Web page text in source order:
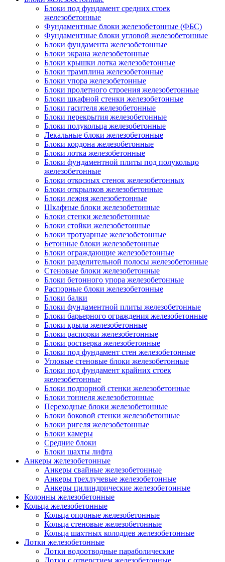
Блоки под фундамент средних стоек
железобетонные
Фундаментные блоки железобетонные (ФБС)
Фундаментные блоки угловой железобетонные
Блоки фундамента железобетонные
Блоки экрана железобетонные
Блоки крышки лотка железобетонные
Блоки трамплина железобетонные
Блоки упора железобетонные
Блоки пролетного строения железобетонные
Блоки шкафной стенки железобетонные
Блоки гасителя железобетонные
Блоки перекрытия железобетонные
Блоки полукольца железобетонные
Лекальные блоки железобетонные
Блоки кордона железобетонные
Блоки лотка железобетонные
Блоки фундаментной плиты под полукольцо
железобетонные
Блоки откосных стенок железобетонных
Блоки открылков железобетонные
Блоки лежня железобетонные
Шкафные блоки железобетонные
Блоки стенки железобетонные
Блоки стойки железобетонные
Блоки тротуарные железобетонные
Бетонные блоки железобетонные
Блоки ограждающие железобетонные
Блоки разделительной полосы железобетонные
Стеновые блоки железобетонные
Блоки бетонного упора железобетонные
Распорные блоки железобетонные
Блоки балки
Блоки фундаментной плиты железобетонные
Блоки барьерного ограждения железобетонные
Блоки крыла железобетонные
Блоки распорки железобетонные
Блоки ростверка железобетонные
Блоки под фундамент стен железобетонные
Угловые стеновые блоки железобетонные
Блоки под фундамент крайних стоек
железобетонные
Блоки подпорной стенки железобетонные
Блоки тоннеля железобетонные
Переходные блоки железобетонные
Блоки боковой стенки железобетонные
Блоки ригеля железобетонные
Блоки камеры
Средние блоки
Блоки шахты лифта
Анкеры железобетонные
Анкеры свайные железобетонные
Анкеры трехлучевые железобетонные
Анкеры цилиндрические железобетонные
Колонны железобетонные
Кольца железобетонные
Кольца опорные железобетонные
Кольца стеновые железобетонные
Кольца шахтных колодцев железобетонные
Лотки железобетонные
Лотки водоотводные параболические
Лотки с отверстием железобетонные